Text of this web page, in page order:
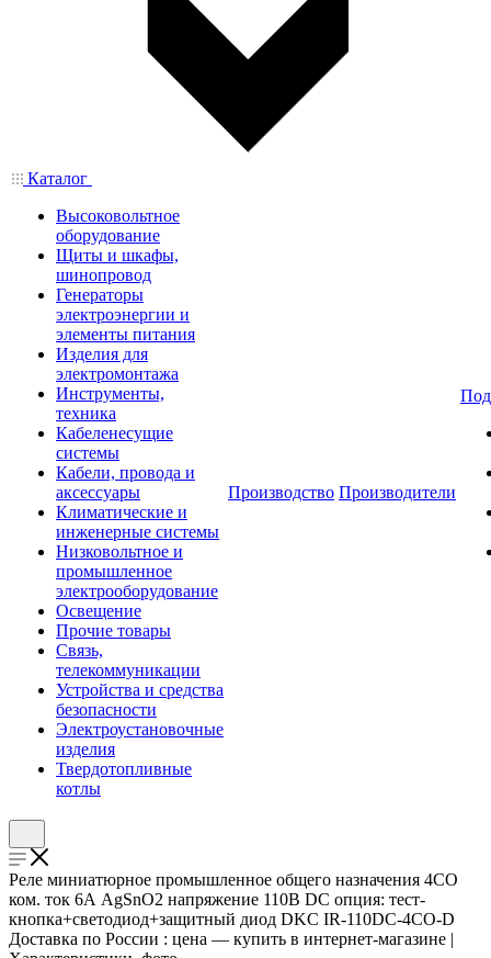
Каталог
Высоковольтное
оборудование
Щиты и шкафы,
шинопровод
Генераторы
электроэнергии и
элементы питания
Изделия для
электромонтажа
Инструменты,
техника
Кабеленесущие
системы
Кабели, провода и
аксессуары
Климатические и
инженерные системы
Низковольтное и
промышленное
электрооборудование
Освещение
Прочие товары
Связь,
телекоммуникации
Устройства и средства
безопасности
Электроустановочные
изделия
Твердотопливные
котлы
Производство Производители
Реле миниатюрное промышленное общего назначения 4CO
ком. ток 6А AgSnO2 напряжение 110В DC опция: тест-
кнопка+светодиод+защитный диод DKC IR-110DC-4CO-D
Доставка по России : цена — купить в интернет-магазине |